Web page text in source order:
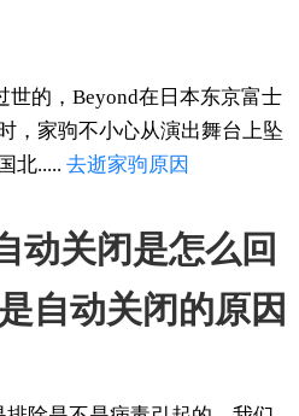
世的，Beyond在日本东京富士
，家驹不小心从演出舞台上坠
北..... 去逝家驹原因
动关闭是怎么回
自动关闭的原因